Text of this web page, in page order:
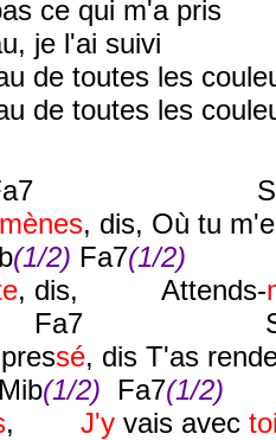
ce qui m'a pris
je l'ai suivi
de toutes les
de toutes les
mènes, dis, Où tu
(1/2) Fa7(1/2)
, dis, Attends-
sé, dis T'as
Mib(1/2) Fa7(1/2)
, J'y vais avec